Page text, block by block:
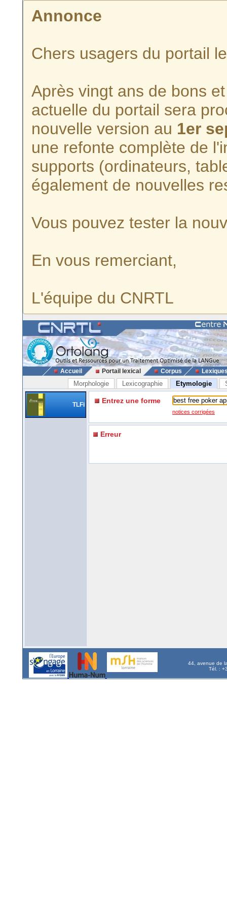
Annonce
Chers usagers du portail
Après vingt ans de bons
actuelle du portail sera
nouvelle version au 1er
une refonte complète de
supports (ordinateurs,
également de nouvelles
Vous pouvez tester la
En vous remerciant,
L'équipe du CNRTL
Accueil Portail lexical Corpus
Morphologie Lexicographie Etymologie
TLFi Entrez une forme
notices corrigées
Erreur
44, avenue de
Tél. :